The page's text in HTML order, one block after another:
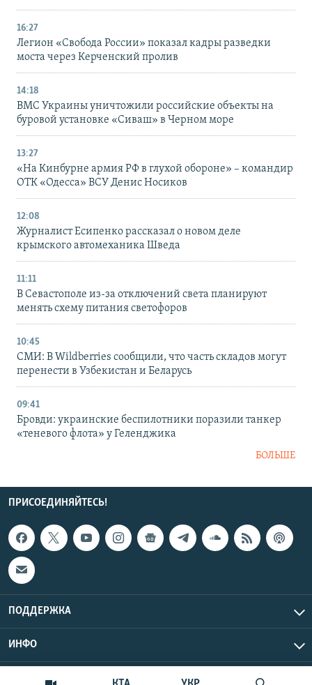
16:27
Легион «Свобода России» показал кадры разведки
моста через Керченский пролив
14:18
ВМС Украины уничтожили российские объекты на
буровой установке «Сиваш» в Черном море
13:27
«На Кинбурне армия РФ в глухой обороне» – командир
ОТК «Одесса» ВСУ Денис Носиков
12:08
Журналист Есипенко рассказал о новом деле
крымского автомеханика Шведа
11:11
В Севастополе из-за отключений света планируют
менять схему питания светофоров
10:45
СМИ: В Wildberries сообщили, что часть складов могут
перенести в Узбекистан и Беларусь
09:41
Бровди: украинские беспилотники поразили танкер
«теневого флота» у Геленджика
БОЛЬШЕ
ПРИСОЕДИНЯЙТЕСЬ!
ПОДДЕРЖКА
ИНФО
Copyright Крым.Реалии, 2026 | Все права защищены.
UTC+3